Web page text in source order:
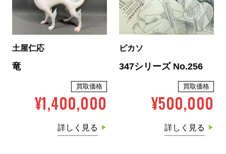
土屋仁応
竜
買取価格
¥1,400,000
詳しく見る
ピカソ
347シリーズ No.256
買取価格
¥500,000
詳しく見る